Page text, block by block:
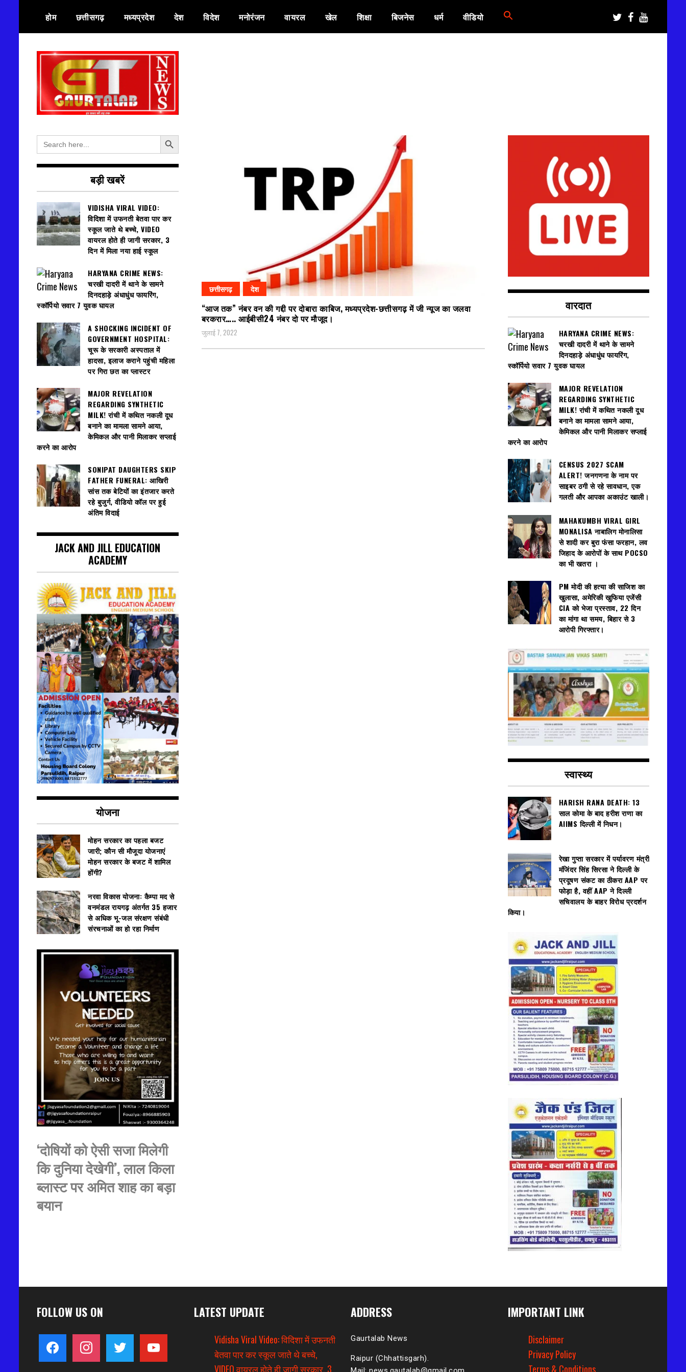
content
होम छत्तीसगढ़ मध्यप्रदेश देश विदेश मनोरंजन वायरल खेल शिक्षा बिजनेस धर्म वीडियो
गौरतलब न्यूज
छत्तीसगढ़ देश
“आज तक” नंबर वन की गद्दी पर दोबारा काबिज, मध्यप्रदेश-छत्तीसगढ़ में जी न्यूज का जलवा
बरकरार….. आईबीसी24 नंबर दो पर मौजूद।
जुलाई 7, 2022
Search
for:
Search Button
बड़ी खबरें
VIDISHA VIRAL VIDEO:
विदिशा में उफनती बेतवा पार कर
स्कूल जाते थे बच्चे, VIDEO
वायरल होते ही जागी सरकार, 3
दिन में मिला नया हाई स्कूल
HARYANA CRIME NEWS:
चरखी दादरी में थाने के सामने
दिनदहाड़े अंधाधुंध फायरिंग,
स्कॉर्पियो सवार 7 युवक घायल
A SHOCKING INCIDENT OF
GOVERNMENT HOSPITAL:
चूरू के सरकारी अस्पताल में
हादसा, इलाज कराने पहुंची महिला
पर गिरा छत का प्लास्टर
MAJOR REVELATION
REGARDING SYNTHETIC
MILK! रांची में कथित नकली दूध
बनाने का मामला सामने आया,
केमिकल और पानी मिलाकर सप्लाई
करने का आरोप
SONIPAT DAUGHTERS SKIP
FATHER FUNERAL: आखिरी
सांस तक बेटियों का इंतजार करते
रहे बुजुर्ग, वीडियो कॉल पर हुई
अंतिम विदाई
JACK AND JILL EDUCATION
ACADEMY
योजना
मोहन सरकार का पहला बजट
जारी; कौन सी मौजूदा योजनाएं
मोहन सरकार के बजट में शामिल
होंगी?
नरवा विकास योजना: कैम्पा मद से
वनमंडल रायगढ़ अंतर्गत 35 हजार
से अधिक भू-जल संरक्षण संबंधी
संरचनाओं का हो रहा निर्माण
‘दोषियों को ऐसी सजा मिलेगी
कि दुनिया देखेगी’, लाल किला
ब्लास्ट पर अमित शाह का बड़ा
बयान
वारदात
HARYANA CRIME NEWS:
चरखी दादरी में थाने के सामने
दिनदहाड़े अंधाधुंध फायरिंग,
स्कॉर्पियो सवार 7 युवक घायल
MAJOR REVELATION
REGARDING SYNTHETIC
MILK! रांची में कथित नकली दूध
बनाने का मामला सामने आया,
केमिकल और पानी मिलाकर सप्लाई
करने का आरोप
CENSUS 2027 SCAM
ALERT! जनगणना के नाम पर
साइबर ठगी से रहे सावधान, एक
गलती और आपका अकाउंट खाली।
MAHAKUMBH VIRAL GIRL
MONALISA नाबालिग मोनालिसा
से शादी कर बुरा फंसा फरहान, लव
जिहाद के आरोपों के साथ POCSO
का भी खतरा ।
PM मोदी की हत्या की साजिश का
खुलासा, अमेरिकी खुफिया एजेंसी
CIA को भेजा प्रस्ताव, 22 दिन
का मांगा था समय, बिहार से 3
आरोपी गिरफ्तार।
स्वास्थ्य
HARISH RANA DEATH: 13
साल कोमा के बाद हरीश राणा का
AIIMS दिल्ली में निधन।
रेखा गुप्ता सरकार में पर्यावरण मंत्री
मंजिंदर सिंह सिरसा ने दिल्ली के
प्रदूषण संकट का ठीकरा AAP पर
फोड़ा है, वहीं AAP ने दिल्ली
सचिवालय के बाहर विरोध प्रदर्शन
किया।
FOLLOW US ON
facebook instagram twitter youtube
LATEST UPDATE
Vidisha Viral Video: विदिशा में उफनती
बेतवा पार कर स्कूल जाते थे बच्चे,
VIDEO वायरल होते ही जागी सरकार, 3
ADDRESS
Gaurtalab News
Raipur (Chhattisgarh).
IMPORTANT LINK
Disclaimer
Privacy Policy
Terms & Conditions